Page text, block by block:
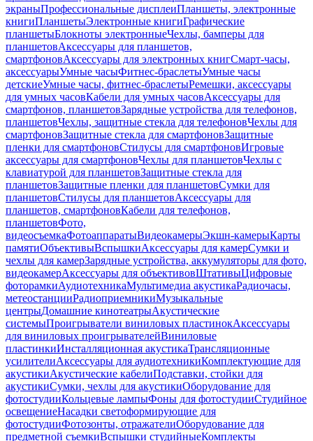
экраныПрофессиональные дисплеиПланшеты, электронные
книгиПланшетыЭлектронные книгиГрафические
планшетыБлокноты электронныеЧехлы, бамперы для
планшетовАксессуары для планшетов,
смартфоновАксессуары для электронных книгСмарт-часы,
аксессуарыУмные часыФитнес-браслетыУмные часы
детскиеУмные часы, фитнес-браслетыРемешки, аксессуары
для умных часовКабели для умных часовАксессуары для
смартфонов, планшетовЗарядные устройства для телефонов,
планшетовЧехлы, защитные стекла для телефоновЧехлы для
смартфоновЗащитные стекла для смартфоновЗащитные
пленки для смартфоновСтилусы для смартфоновИгровые
аксессуары для смартфоновЧехлы для планшетовЧехлы с
клавиатурой для планшетовЗащитные стекла для
планшетовЗащитные пленки для планшетовСумки для
планшетовСтилусы для планшетовАксессуары для
планшетов, смартфоновКабели для телефонов,
планшетовФото,
видеосъемкаФотоаппаратыВидеокамерыЭкшн-камерыКарты
памятиОбъективыВспышкиАксессуары для камерСумки и
чехлы для камерЗарядные устройства, аккумуляторы для фото,
видеокамерАксессуары для объективовШтативыЦифровые
фоторамкиАудиотехникаМультимедиа акустикаРадиочасы,
метеостанцииРадиоприемникиМузыкальные
центрыДомашние кинотеатрыАкустические
системыПроигрыватели виниловых пластинокАксессуары
для виниловых проигрывателейВиниловые
пластинкиИнсталляционная акустикаТрансляционные
усилителиАксессуары для аудиотехникиКомплектующие для
акустикиАкустические кабелиПодставки, стойки для
акустикиСумки, чехлы для акустикиОборудование для
фотостудииКольцевые лампыФоны для фотостудииСтудийное
освещениеНасадки светоформирующие для
фотостудииФотозонты, отражателиОборудование для
предметной съемкиВспышки студийныеКомплекты